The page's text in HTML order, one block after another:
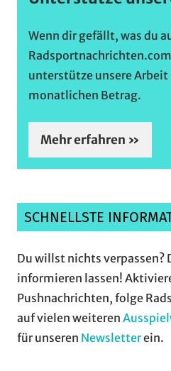
Wenn dir gefällt, was du
unterstütze unsere
monatlichen Betrag.
Mehr erfahren »
SCHNELLSTE
Du willst nichts verpassen?
informieren lassen!
Pushnachrichten, folge
auf vielen weiteren
für unseren Newsletterein.